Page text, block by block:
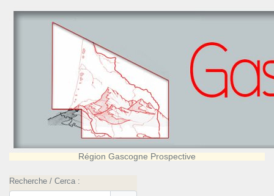
Région Gascogne Prospective
Recherche / Cerca :